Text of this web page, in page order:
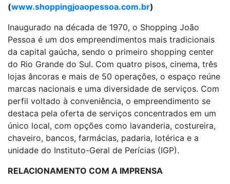
(www.shoppingjoaopessoa.com.br)
Inaugurado na década de 1970, o Shopping João
Pessoa é um dos empreendimentos mais tradicionais
da capital gaúcha, sendo o primeiro shopping center
do Rio Grande do Sul. Com quatro pisos, cinema, três
lojas âncoras e mais de 50 operações, o espaço reúne
marcas nacionais e uma diversidade de serviços. Com
perfil voltado à conveniência, o empreendimento se
destaca pela oferta de serviços concentrados em um
único local, com opções como lavanderia, costureira,
chaveiro, bancos, farmácias, padaria, lotérica e a
unidade do Instituto-Geral de Perícias (IGP).
RELACIONAMENTO COM A IMPRENSA